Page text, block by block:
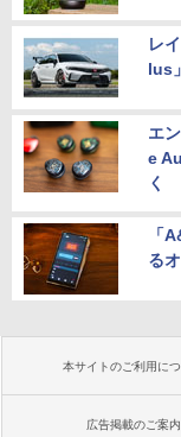
レ
lus
エ
e
く
「
る
本サイトのご利用に
広告掲載のご案内